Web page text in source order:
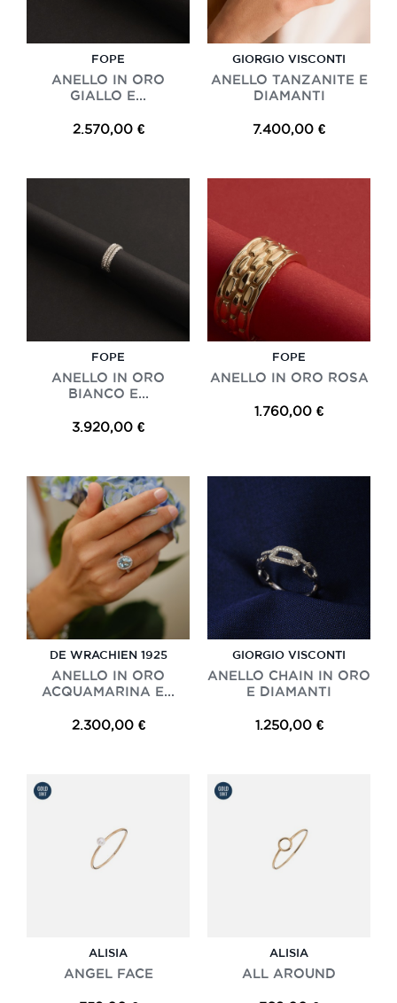
FOPE
ANELLO IN ORO
GIALLO E...
2.570,00 €
GIORGIO VISCONTI
ANELLO TANZANITE E
DIAMANTI
7.400,00 €
FOPE
ANELLO IN ORO
BIANCO E...
3.920,00 €
FOPE
ANELLO IN ORO ROSA
1.760,00 €
DE WRACHIEN 1925
ANELLO IN ORO
ACQUAMARINA E...
2.300,00 €
GIORGIO VISCONTI
ANELLO CHAIN IN ORO
E DIAMANTI
1.250,00 €
ALISIA
ANGEL FACE
ALISIA
ALL AROUND